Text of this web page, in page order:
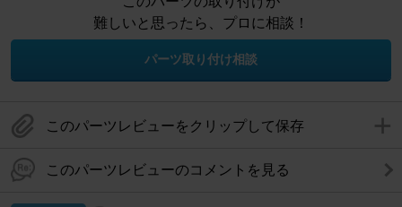
難しいと思ったら、プロに相談！
パーツ取り付け相談
このパーツレビューをクリップして保存
このパーツレビューのコメントを見る